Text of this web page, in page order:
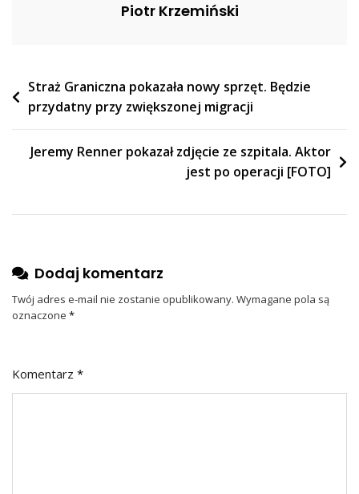
Piotr Krzemiński
Nawigacja
wpisu
Straż Graniczna pokazała nowy sprzęt. Będzie
przydatny przy zwiększonej migracji
Jeremy Renner pokazał zdjęcie ze szpitala. Aktor
jest po operacji [FOTO]
Dodaj komentarz
Twój adres e-mail nie zostanie opublikowany. Wymagane pola są
oznaczone *
Komentarz *